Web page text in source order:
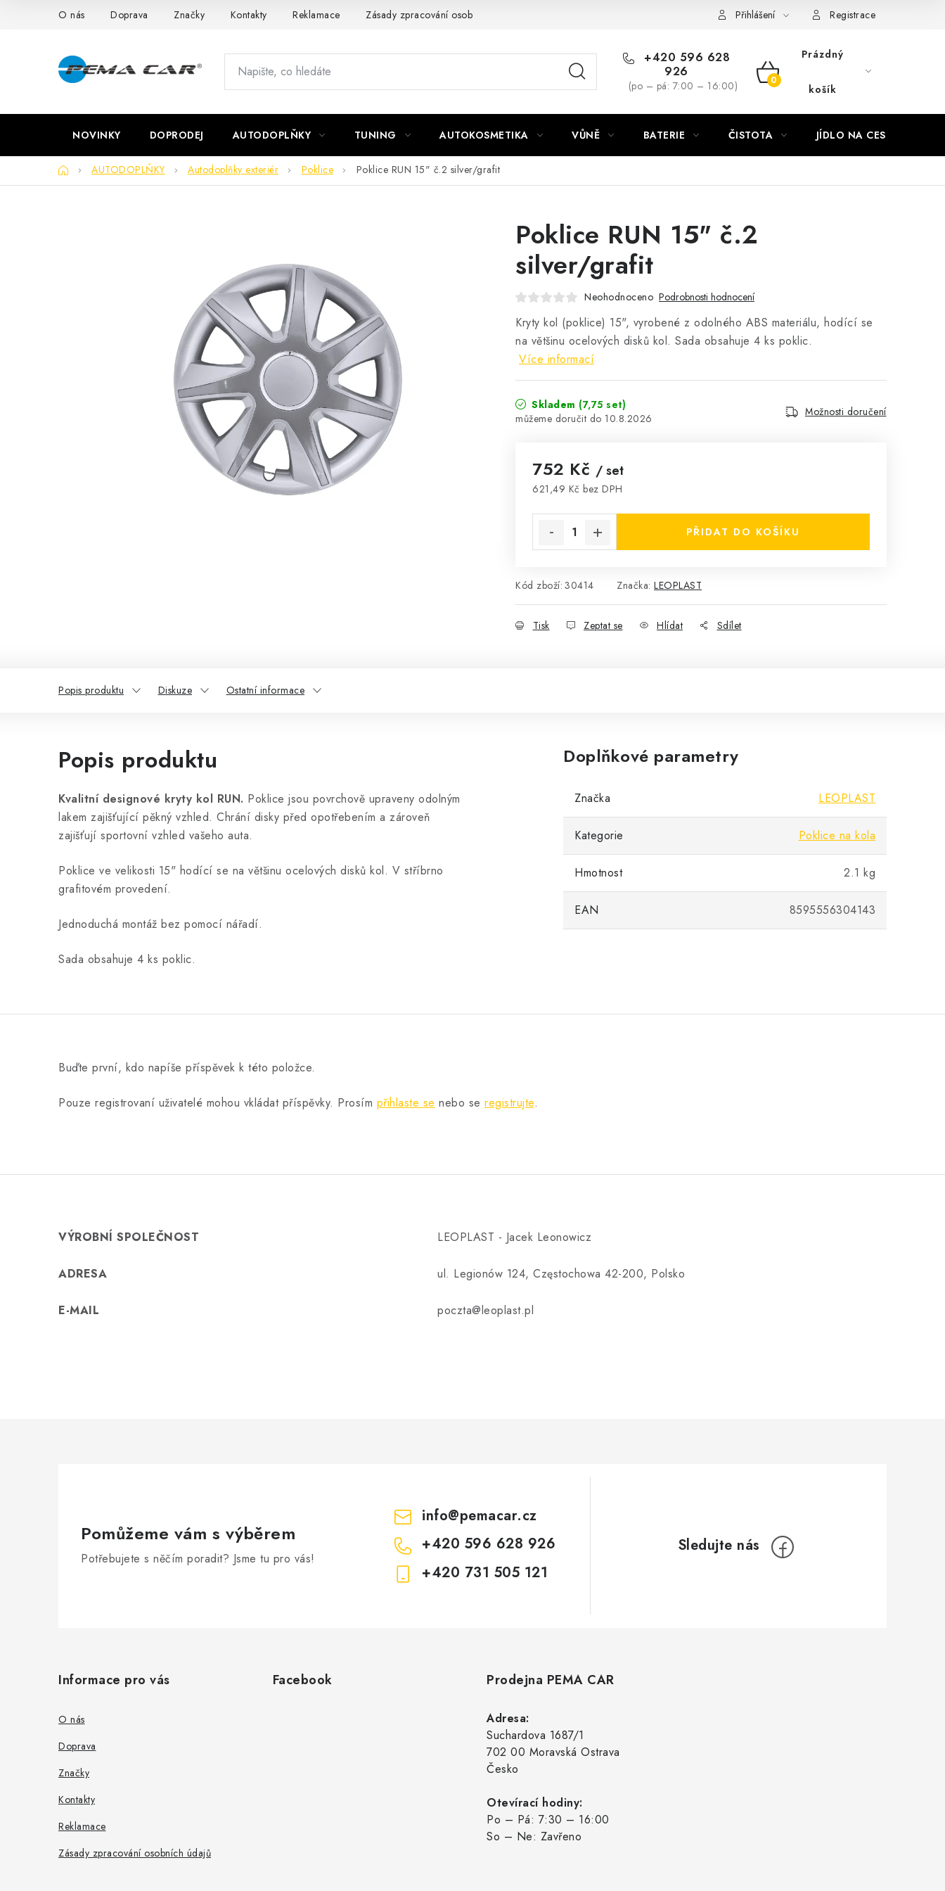
O nás Doprava Značky Kontakty Reklamace Zásady zpracování osobních údajů Přihlášení Registrace
+420 596 628
926
(po – pá: 7:00 – 16:00)
NÁKUPNÍ
Prázdný
košík
NOVINKY DOPRODEJ AUTODOPLŇKY TUNING AUTOKOSMETIKA VŮNĚ BATERIE ČISTOTA JÍDLO NA CESTU
DomůAUTODOPLŇKY Autodoplňky exteriér Poklice Poklice RUN 15" č.2 silver/grafit
Poklice RUN 15" č.2
silver/grafit
Neohodnoceno Podrobnosti hodnocení
Kryty kol (poklice) 15", vyrobené z odolného ABS materiálu, hodící se
na většinu ocelových disků kol. Sada obsahuje 4 ks poklic.
Více informací
Skladem (7,75 set)
10.8.2026
Možnosti doručení
752 Kč / set
621,49 Kč bez DPH
PŘIDAT DO KOŠÍKU
Kód zboží: 30414 Značka: LEOPLAST
Tisk Zeptat se Hlídat Sdílet
Popis produktu Diskuze Ostatní informace
Popis produktu
Kvalitní designové kryty kol RUN. Poklice jsou povrchově upraveny odolným
lakem zajišťující pěkný vzhled. Chrání disky před opotřebením a zároveň
zajišťují sportovní vzhled vašeho auta.
Poklice ve velikosti 15" hodící se na většinu ocelových disků kol. V stříbrno
grafitovém provedení.
Jednoduchá montáž bez pomocí nářadí.
Sada obsahuje 4 ks poklic.
Doplňkové parametry
Značka LEOPLAST
Kategorie Poklice na kola
Hmotnost 2.1 kg
EAN 8595556304143
Buďte první, kdo napíše příspěvek k této položce.
Pouze registrovaní uživatelé mohou vkládat příspěvky. Prosím přihlaste se nebo se registrujte.
VÝROBNÍ SPOLEČNOST LEOPLAST - Jacek Leonowicz
ADRESA ul. Legionów 124, Częstochowa 42-200, Polsko
E-MAIL poczta@leoplast.pl
Pomůžeme vám s výběrem
Potřebujete s něčím poradit? Jsme tu pro vás!
info@pemacar.cz
+420 596 628 926
+420 731 505 121
Informace pro vás
O nás
Doprava
Značky
Kontakty
Reklamace
Zásady zpracování osobních údajů
Facebook Prodejna PEMA CAR
Adresa:
Suchardova 1687/1
702 00 Moravská Ostrava
Česko
Otevírací hodiny:
Po – Pá: 7:30 – 16:00
So – Ne: Zavřeno